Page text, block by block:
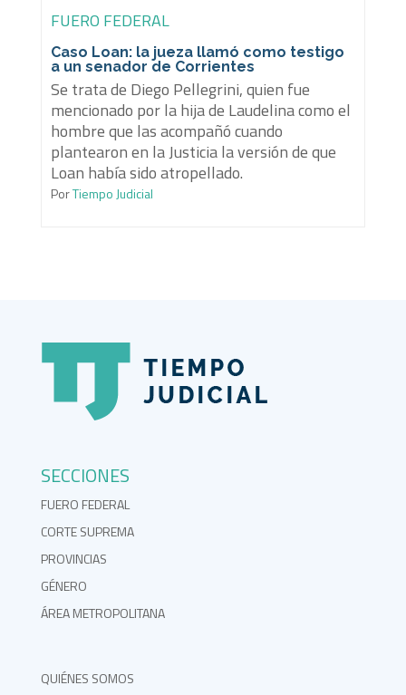
FUERO FEDERAL
Caso Loan: la jueza llamó como testigo
a un senador de Corrientes
Se trata de Diego Pellegrini, quien fue
mencionado por la hija de Laudelina como el
hombre que las acompañó cuando
plantearon en la Justicia la versión de que
Loan había sido atropellado.
PorTiempo Judicial
SECCIONES
FUERO FEDERAL
CORTE SUPREMA
PROVINCIAS
GÉNERO
ÁREA METROPOLITANA
QUIÉNES SOMOS